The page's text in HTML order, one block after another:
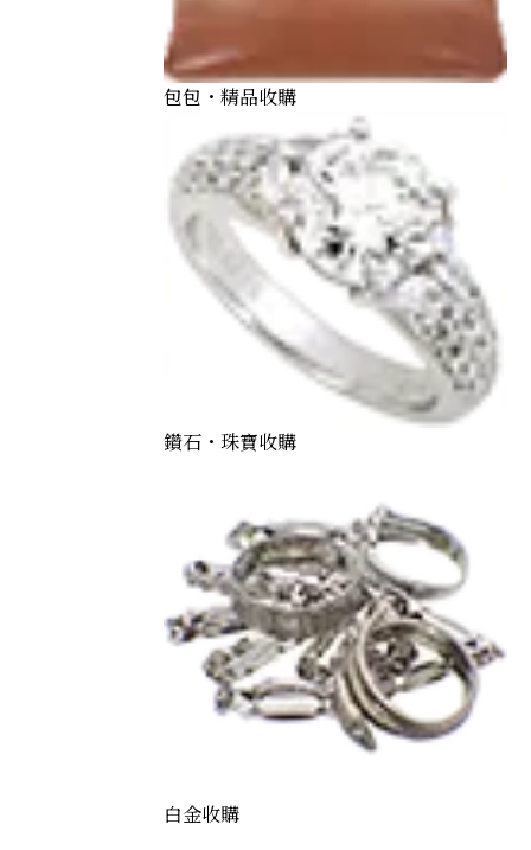
包包・精品收購
鑽石・珠寶收購
白金收購